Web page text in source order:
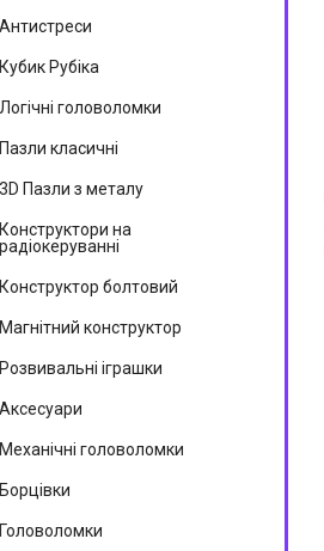
Антистреси
Кубик Рубіка
Логічні головоломки
Пазли класичні
3D Пазли з металу
Конструктори на
радіокеруванні
Конструктор болтовий
Магнітний конструктор
Розвивальні іграшки
Аксесуари
Механічні головоломки
Борцівки
Головоломки